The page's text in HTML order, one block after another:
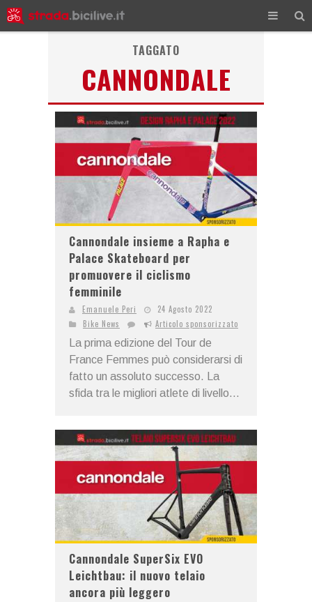
TAGGATO
CANNONDALE
Cannondale insieme a Rapha e
Palace Skateboard per
promuovere il ciclismo
femminile
Emanuele Peri
24 Agosto 2022
Bike News
Articolo sponsorizzato
La prima edizione del Tour de
France Femmes può considerarsi di
fatto un assoluto successo. La
sfida tra le migliori atlete di livello...
Cannondale SuperSix EVO
Leichtbau: il nuovo telaio
ancora più leggero